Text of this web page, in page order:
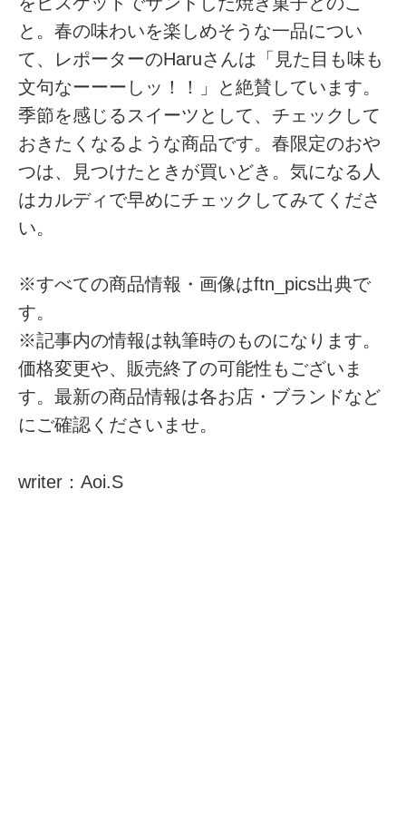
と。春の味わいを楽しめそうな一品につい
て、レポーターのHaruさんは「見た目も味も
文句なーーーしッ！！」と絶賛しています。
季節を感じるスイーツとして、チェックして
おきたくなるような商品です。春限定のおや
つは、見つけたときが買いどき。気になる人
はカルディで早めにチェックしてみてくださ
い。
※すべての商品情報・画像はftn_pics出典で
す。
※記事内の情報は執筆時のものになります。
価格変更や、販売終了の可能性もございま
す。最新の商品情報は各お店・ブランドなど
にご確認くださいませ。
writer：Aoi.S